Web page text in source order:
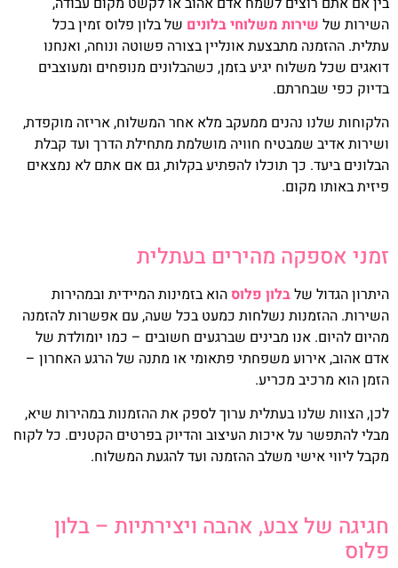
השירות של שירות משלוחי בלונים של בלון פלוס זמין בכל
עתלית. ההזמנה מתבצעת אונליין בצורה פשוטה ונוחה, ואנחנו
דואגים שכל משלוח יגיע בזמן, כשהבלונים מנופחים ומעוצבים
בדיוק כפי שבחרתם.
הלקוחות שלנו נהנים ממעקב מלא אחר המשלוח, אריזה מוקפדת,
ושירות אדיב שמבטיח חוויה מושלמת מתחילת הדרך ועד קבלת
הבלונים ביעד. כך תוכלו להפתיע בקלות, גם אם אתם לא נמצאים
פיזית באותו מקום.
זמני אספקה מהירים בעתלית
היתרון הגדול שלבלון פלוסהוא בזמינות המיידית ובמהירות
השירות. ההזמנות נשלחות כמעט בכל שעה, עם אפשרות להזמנה
מהיום להיום. אנו מבינים שברגעים חשובים – כמו יומולדת של
אדם אהוב, אירוע משפחתי פתאומי או מתנה של הרגע האחרון –
הזמן הוא מרכיב מכריע.
לכן, הצוות שלנו בעתלית ערוך לספק את ההזמנות במהירות שיא,
מבלי להתפשר על איכות העיצוב והדיוק בפרטים הקטנים. כל לקוח
מקבל ליווי אישי משלב ההזמנה ועד להגעת המשלוח.
חגיגה של צבע, אהבה ויצירתיות – בלון
פלוס